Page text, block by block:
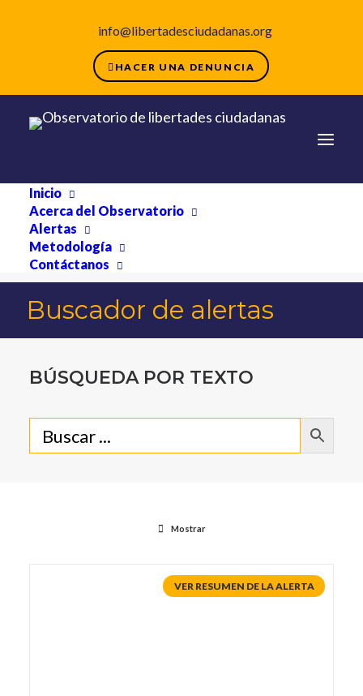
info@libertadesciudadanas.org
HACER UNA DENUNCIA
Inicio
Acerca del Observatorio
Alertas
Metodología
Contáctanos
Buscador de alertas
BÚSQUEDA POR TEXTO
Mostrar